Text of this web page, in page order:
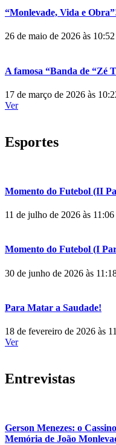
“Monlevade, Vida e
26 de maio de 2026 às
A famosa “Banda de “Zé
17 de março de 2026 às
Ver
Esportes
Momento do Futebol (II
11 de julho de 2026 às 11:06
Momento do Futebol (I
30 de junho de 2026 às
Para Matar a Saudade!
18 de fevereiro de 2026 às
Ver
Entrevistas
Gerson Menezes: o
Memória de João